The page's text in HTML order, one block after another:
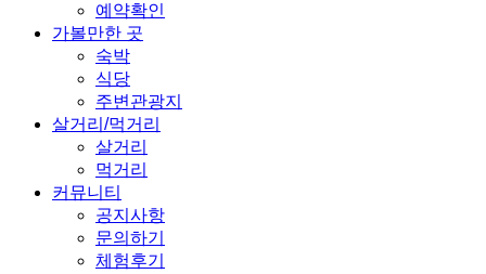
예약확인
가볼만한 곳
숙박
식당
주변관광지
살거리/먹거리
살거리
먹거리
커뮤니티
공지사항
문의하기
체험후기